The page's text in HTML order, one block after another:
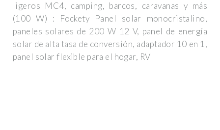
ligeros MC4, camping, barcos, caravanas y más
(100 W) : Fockety Panel solar monocristalino,
paneles solares de 200 W 12 V, panel de energía
solar de alta tasa de conversión, adaptador 10 en 1,
panel solar flexible para el hogar, RV